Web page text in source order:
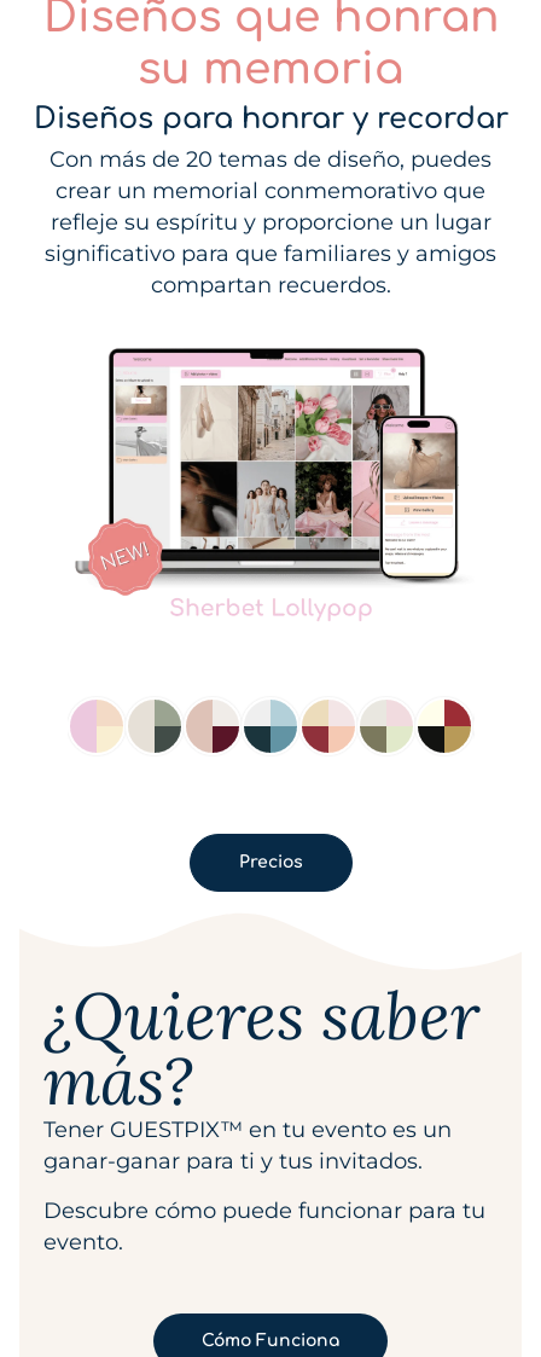
Diseños que honran
su memoria
Diseños para honrar y recordar
Con más de 20 temas de diseño, puedes
crear un memorial conmemorativo que
refleje su espíritu y proporcione un lugar
significativo para que familiares y amigos
compartan recuerdos.
Precios
¿Quieres saber
más?
Tener GUESTPIX™ en tu evento es un
ganar-ganar para ti y tus invitados.
Descubre cómo puede funcionar para tu
evento.
Cómo Funciona